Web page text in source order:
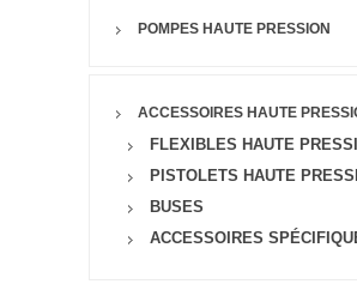
POMPES HAUTE PRESSION
ACCESSOIRES HAUTE
FLEXIBLES HAUTE
PISTOLETS HAUTE
BUSES
ACCESSOIRES